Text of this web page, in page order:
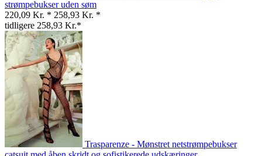
strømpebukser uden søm
220,09 Kr. * 258,93 Kr. *
tidligere 258,93 Kr.*
Trasparenze - Mønstret netstrømpebukser